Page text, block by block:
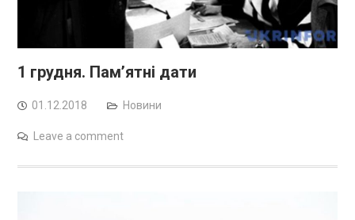
1 грудня. Пам’ятні дати
01.12.2018 Новини
Leave a comment